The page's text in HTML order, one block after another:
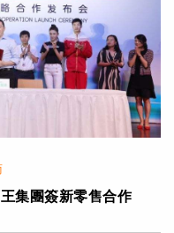
集團簽新零售合作